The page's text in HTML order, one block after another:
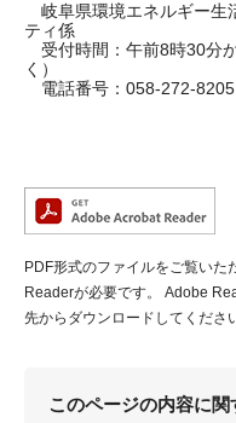
岐阜県環境エネルギー生
ティ係
受付時間：午前8時30分
く）
電話番号：058-272-8205
PDF形式のファイルをご覧い
Readerが必要です。
Adobe
先からダウンロードしてくださ
このページの内容に